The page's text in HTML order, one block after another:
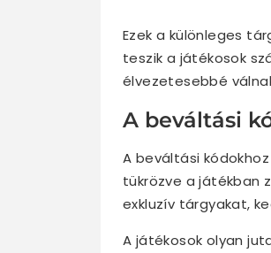
Ezek a különleges
teszik a játékosok
élvezetesebbé
A beváltási
A beváltási
tükrözve a játékban
exkluzív tárgyakat,
A játékosok olyan